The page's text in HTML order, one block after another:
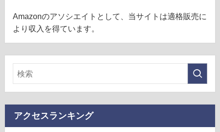
Amazonのアソシエイトとして、当サイトは適格販売に
より収入を得ています。
アクセスランキング